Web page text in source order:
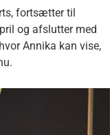
fortsætter til
og afslutter med
Annika kan vise,